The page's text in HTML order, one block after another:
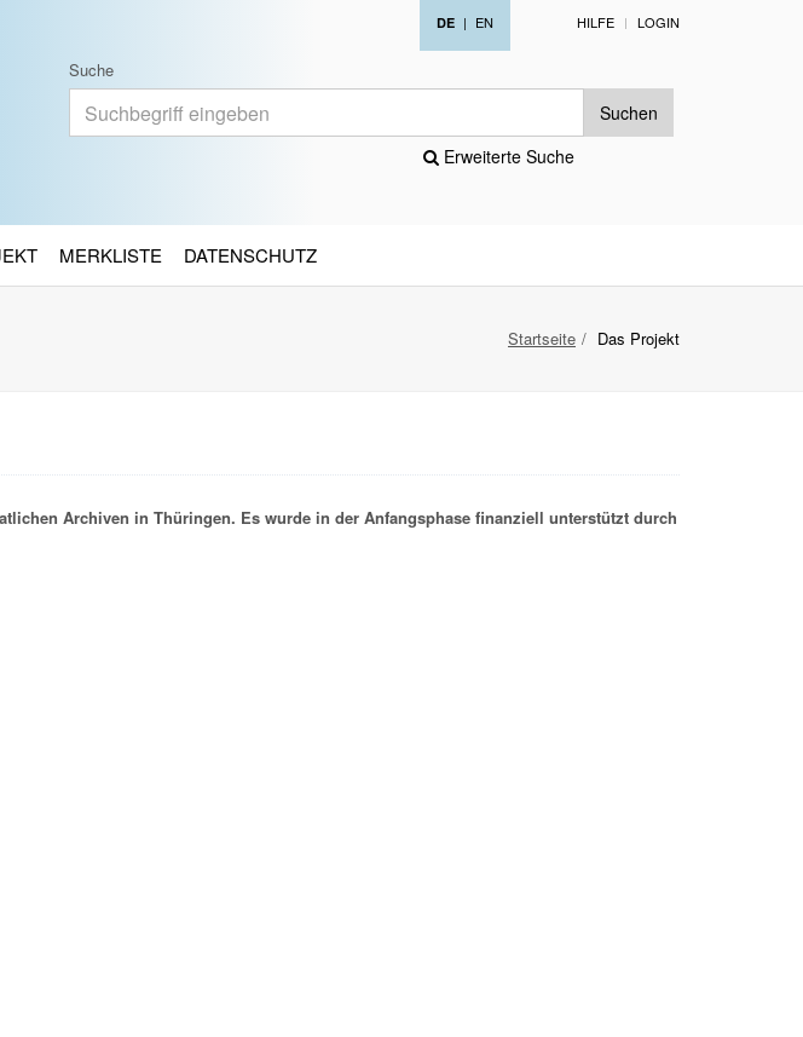
DE | EN HILFE LOGIN
Suche
Suchen
Erweiterte Suche
MERKLISTE DATENSCHUTZ
Startseite Das Projekt
Archiven in Thüringen. Es wurde in der Anfangsphase finanziell unterstützt durch